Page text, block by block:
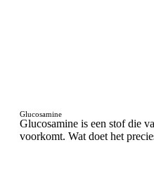
Glucosamine
Glucosamine is een stof die
voorkomt. Wat doet het